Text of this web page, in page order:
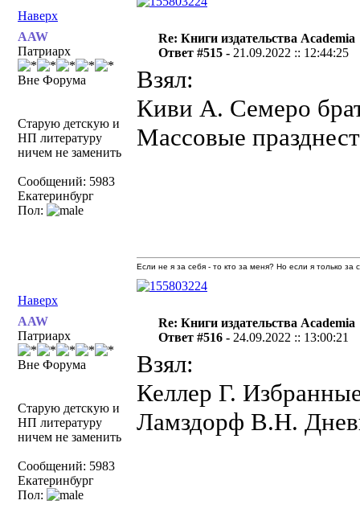
Наверх
AAW
Патриарх
Вне Форума
Старую детскую и
НП литературу
ничем не заменить
Сообщений: 5983
Екатеринбург
Пол:
Re: Книги издательства Academia
Ответ #515 - 21.09.2022 :: 12:44:25
Взял:
Киви А. Семеро
Массовые
Наверх
Если не я за себя - то кто за меня? Но если я только
AAW
Патриарх
Вне Форума
Старую детскую и
НП литературу
ничем не заменить
Сообщений: 5983
Екатеринбург
Пол:
Re: Книги издательства Academia
Ответ #516 - 24.09.2022 :: 13:00:21
Взял:
Келлер Г.
Ламздорф В.Н.